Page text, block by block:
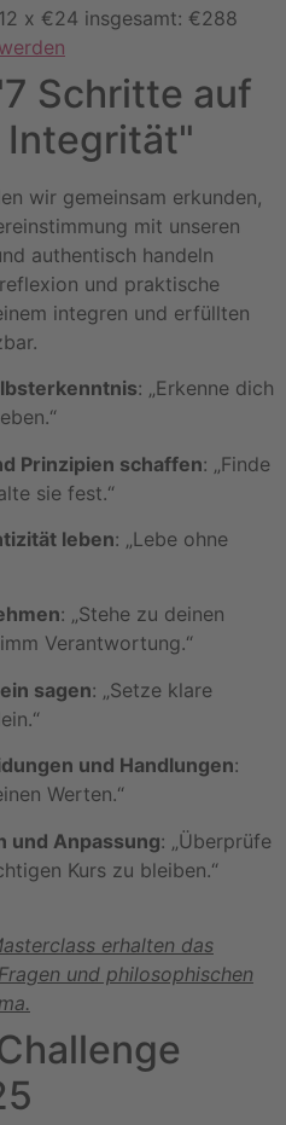
x €24 insgesamt: €288
Schritte auf
Integrität"
wir gemeinsam erkunden,
mit unseren
authentisch handeln
und praktische
integren und erfüllten
: „Erkenne dich
Prinzipien schaffen: „Finde
sie fest.“
leben: „Lebe ohne
: „Stehe zu deinen
Verantwortung.“
sagen: „Setze klare
und Handlungen:
Werten.“
und Anpassung: „Überprüfe
Kurs zu bleiben.“
erhalten das
und philosophischen